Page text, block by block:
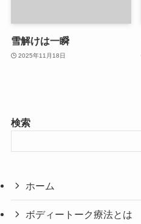
雪解けは一瞬
2025年11月18日
検索
ホーム
ボディートーク療法とは